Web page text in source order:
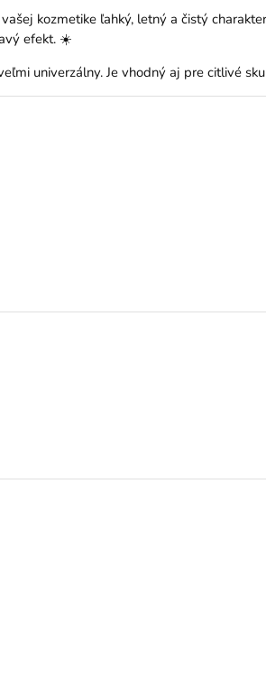
kozmetike ľahký, letný a čistý
efekt. ☀️
univerzálny. Je vhodný aj pre citlivé